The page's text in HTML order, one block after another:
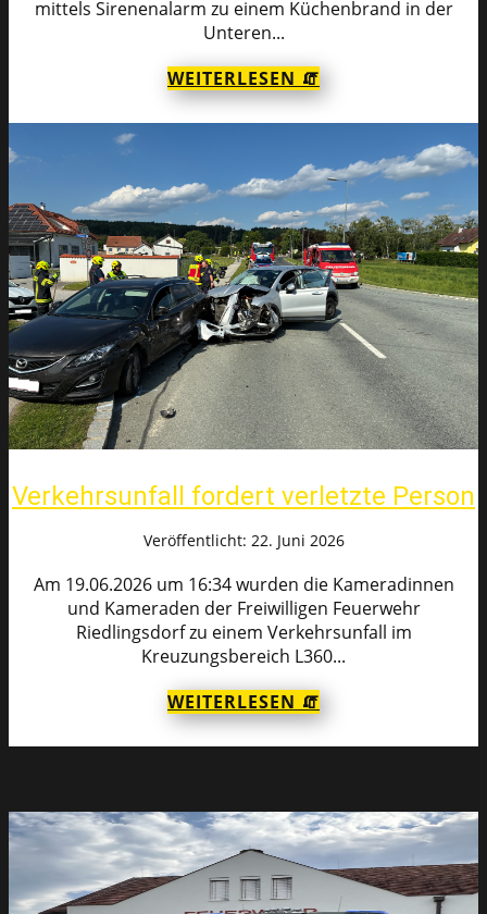
mittels Sirenenalarm zu einem Küchenbrand in der
Unteren...
WEITERLESEN 🧯
Verkehrsunfall fordert verletzte Person
Veröffentlicht: 22. Juni 2026
Am 19.06.2026 um 16:34 wurden die Kameradinnen
und Kameraden der Freiwilligen Feuerwehr
Riedlingsdorf zu einem Verkehrsunfall im
Kreuzungsbereich L360...
WEITERLESEN 🧯